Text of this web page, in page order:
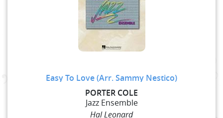
Easy To Love (Arr. Sammy Nestico)
PORTER COLE
Jazz Ensemble
Hal Leonard